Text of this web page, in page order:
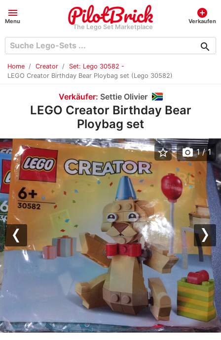
menu
Menu
The Lego Set Marketplace
add_circle
Verkaufen
search
Home Creator
Set: Lego 30582 -
LEGO Creator Birthday Bear Ploybag set (Lego 30582)
Verkäufer: Settie Olivier
LEGO Creator Birthday Bear
Ploybag set
Previous
star_border photo_camera 1/ 1